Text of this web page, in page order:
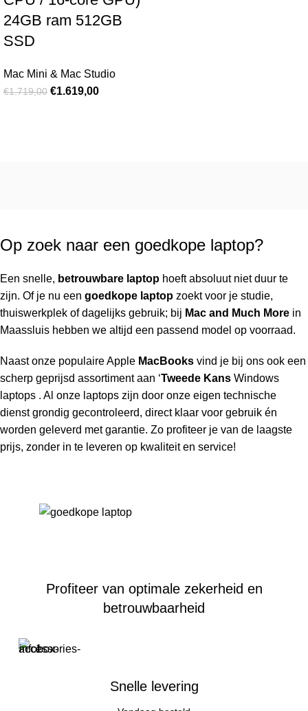
24GB ram 512GB
SSD
Mac Mini & Mac Studio
€1.719,00 €1.619,00
Op zoek naar een goedkope laptop?
Een snelle, betrouwbare laptop hoeft absoluut niet duur te
zijn. Of je nu een goedkope laptop zoekt voor je studie,
thuiswerkplek of dagelijks gebruik; bij Mac and Much More in
Maassluis hebben we altijd een passend model op voorraad.
Naast onze populaireApple MacBooks vind je bij ons ook een
scherp geprijsd assortiment aan ‘Tweede Kans Windows
laptops . Al onze laptops zijn door onze eigen technische
dienst grondig gecontroleerd, direct klaar voor gebruik én
worden geleverd met garantie. Zo profiteer je van de laagste
prijs, zonder in te leveren op kwaliteit en service!
Profiteer van optimale zekerheid en
betrouwbaarheid
Snelle levering